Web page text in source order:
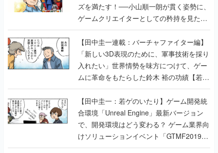
ズを満たす！──小山順一朗が貫く姿勢に、
ゲームクリエイターとしての矜持を見た
【若ゲのいたり最終回】
【田中圭一連載：バーチャファイター編】
「新しい3D表現のために、軍事技術を採り
入れたい」世界情勢を味方につけて、ゲー
ムに革命をもたらした鈴木 裕の功績【若ゲ
のいたり】
【田中圭一：若ゲのいたり】ゲーム開発統
合環境「Unreal Engine」最新バージョン
で、開発環境はどう変わる？ ゲーム業界向
けソリューションイベント「GTMF2019」
に行って、より理解を深めよう【PR】